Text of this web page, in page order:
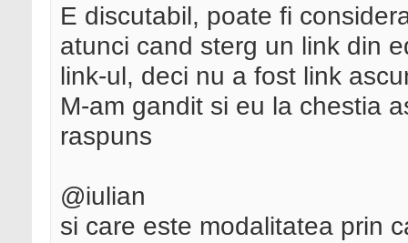
E discutabil, poate fi
atunci cand sterg un link din
link-ul, deci nu a fost link
M-am gandit si eu la chestia
raspuns
@iulian
si care este modalitatea prin